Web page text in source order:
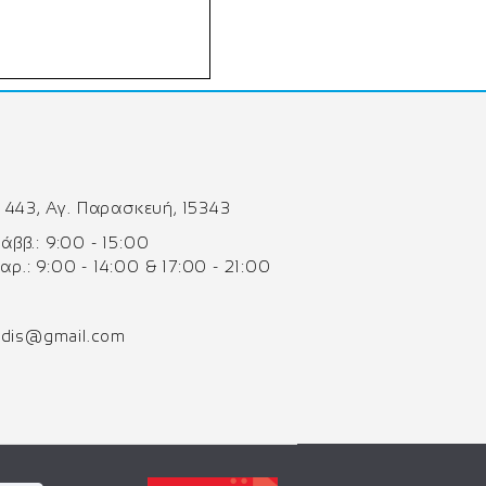
Αγ. Παρασκευή, 15343
9:00 - 15:00
9:00 - 14:00 & 17:00 - 21:00